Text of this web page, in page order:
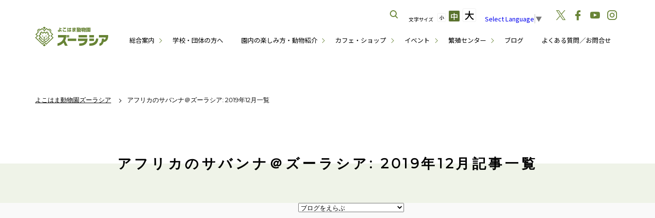
総合案内 学校・団体の方へ 園内の楽しみ方・動物紹介 カフェ・ショップ イベント 繁殖センター ブログ よくある質問／お問合せ
文字サイズ 小 中 大 Select Language ▼
よこはま動物園ズーラシア アフリカのサバンナ＠ズーラシア: 2019年12月一覧
アフリカのサバンナ＠ズーラシア: 2019年12月記事一覧